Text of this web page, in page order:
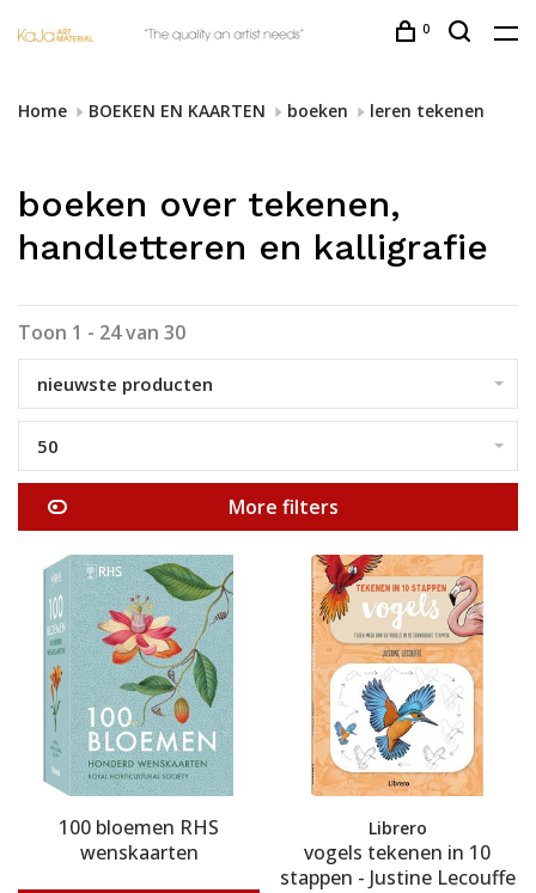
0
Home BOEKEN EN KAARTEN boeken leren tekenen
boeken over tekenen,
handletteren en kalligrafie
Toon 1 - 24 van 30
nieuwste producten
50
More filters
100 bloemen RHS
wenskaarten
Librero
vogels tekenen in 10
stappen - Justine Lecouffe